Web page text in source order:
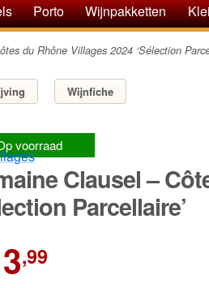
Porto Wijnpakketten
du Rhône Villages 2024 ‘Sélection
Wijnfiche
voorraad
Clausel –
Parcellaire’
,99